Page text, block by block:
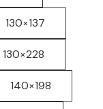
130×137
130×228
140×198